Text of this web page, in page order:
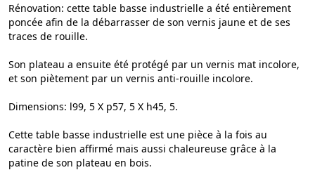
Rénovation: cette table basse industrielle a été entièrement
poncée afin de la débarrasser de son vernis jaune et de ses
traces de rouille.
Son plateau a ensuite été protégé par un vernis mat incolore,
et son piètement par un vernis anti-rouille incolore.
Dimensions: l99, 5 X p57, 5 X h45, 5.
Cette table basse industrielle est une pièce à la fois au
caractère bien affirmé mais aussi chaleureuse grâce à la
patine de son plateau en bois.